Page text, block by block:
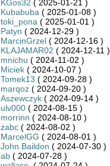
KGos32 ( 2025-01-21 )
Kubabuba ( 2025-01-08 )
toki_pona ( 2025-01-01 )
Patyn ( 2024-12-29 )
MarcinGrzel( 2024-12-16 )
KLAJAMAR02 ( 2024-12-11 )
mnichu ( 2024-11-02 )
Miciek( 2024-10-07 )
Tomek13 ( 2024-09-28 )
marqoz( 2024-09-20 )
Aszewczyk( 2024-09-14 )
ulv000( 2024-08-15 )
morrinn ( 2024-08-10 )
zabc( 2024-08-02 )
MarcelGG ( 2024-08-01 )
John Baildon ( 2024-07-30 )
ab( 2024-07-28 )